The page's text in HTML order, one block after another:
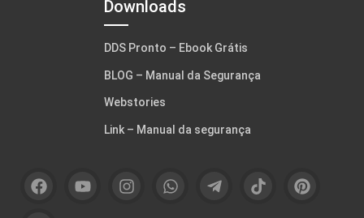
Downloads
DDS Pronto – Ebook Grátis
BLOG – Manual da Segurança
Webstories
Link – Manual da segurança